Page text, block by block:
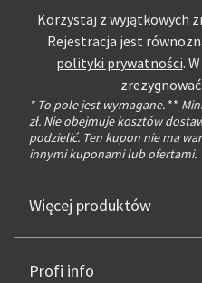
Korzystaj z wyjątkowych
Rejestracja jest
polityki prywatności.
* To pole jest wymagane. **
zł. Nie obejmuje kosztów
podzielić. Ten kupon nie ma
innymi kuponami lub ofertami.
Więcej produktów
Profi info